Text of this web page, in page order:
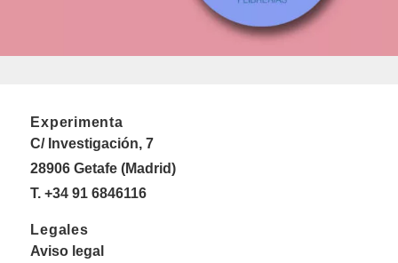
Experimenta
C/ Investigación, 7
28906 Getafe (Madrid)
T. +34 91 6846116
Legales
Aviso legal